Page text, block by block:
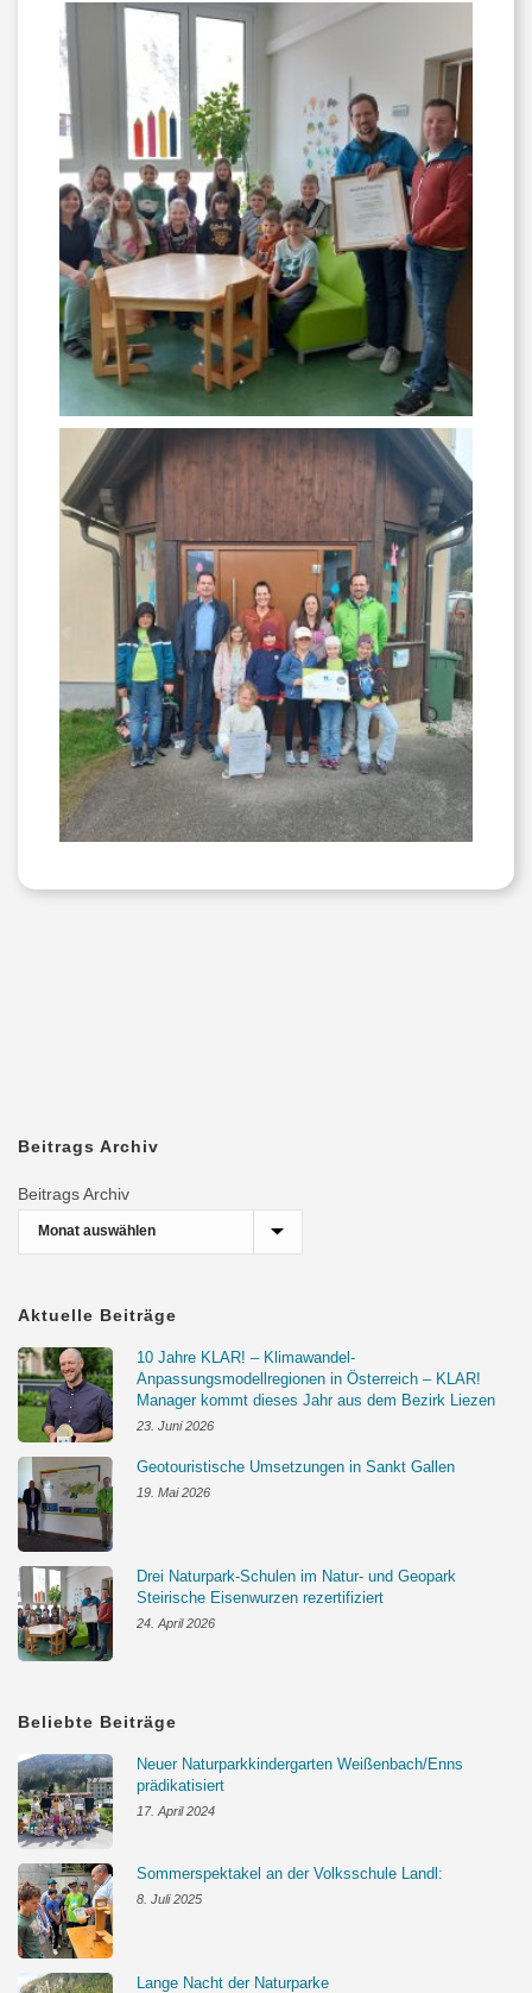
Beitrags Archiv
Beitrags Archiv
Aktuelle Beiträge
10 Jahre KLAR! – Klimawandel-
Anpassungsmodellregionen in Österreich – KLAR!
Manager kommt dieses Jahr aus dem Bezirk Liezen
23. Juni 2026
Geotouristische Umsetzungen in Sankt Gallen
19. Mai 2026
Drei Naturpark-Schulen im Natur- und Geopark
Steirische Eisenwurzen rezertifiziert
24. April 2026
Beliebte Beiträge
Neuer Naturparkkindergarten Weißenbach/Enns
prädikatisiert
17. April 2024
Sommerspektakel an der Volksschule Landl:
8. Juli 2025
Lange Nacht der Naturparke